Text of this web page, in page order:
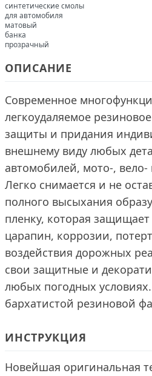
синтетические смолы
для автомобиля
матовый
банка
прозрачный
ОПИСАНИЕ
Современное
легкоудаляемое
защиты и придания
внешнему виду любых
автомобилей, мото-, вело-
Легко снимается и не
полного высыхания
пленку, которая
царапин, коррозии,
воздействия дорожных
свои защитные и
любых погодных
бархатистой резиновой
ИНСТРУКЦИЯ
Новейшая оригинальная